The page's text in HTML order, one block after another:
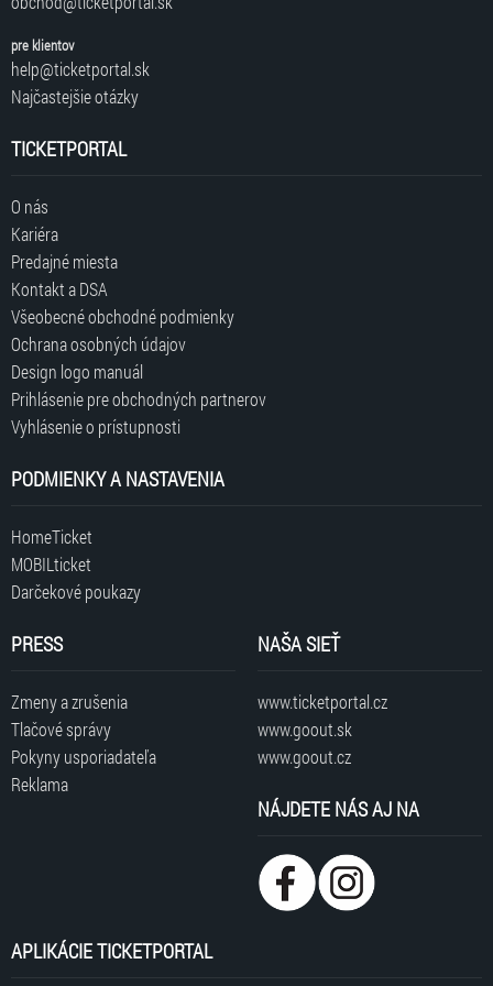
pre klientov
help@ticketportal.sk
Najčastejšie otázky
TICKETPORTAL
O nás
Kariéra
Predajné miesta
Kontakt a DSA
Všeobecné obchodné podmienky
Ochrana osobných údajov
Design logo manuál
Prihlásenie pre obchodných partnerov
Vyhlásenie o prístupnosti
PODMIENKY A NASTAVENIA
HomeTicket
MOBILticket
Darčekové poukazy
PRESS
Zmeny a zrušenia
Tlačové správy
Pokyny usporiadateľa
Reklama
NAŠA SIEŤ
www.ticketportal.cz
www.goout.sk
www.goout.cz
NÁJDETE NÁS AJ NA
APLIKÁCIE TICKETPORTAL